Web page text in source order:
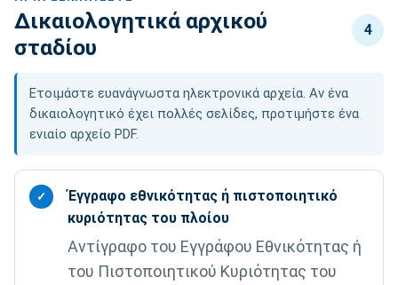
Δικαιολογητικά αρχικού
σταδίου
4
Ετοιμάστε ευανάγνωστα ηλεκτρονικά αρχεία. Αν ένα
δικαιολογητικό έχει πολλές σελίδες, προτιμήστε ένα
ενιαίο αρχείο PDF.
✓
Έγγραφο εθνικότητας ή πιστοποιητικό
κυριότητας του πλοίου
Αντίγραφο του Εγγράφου Εθνικότητας ή
του Πιστοποιητικού Κυριότητας του